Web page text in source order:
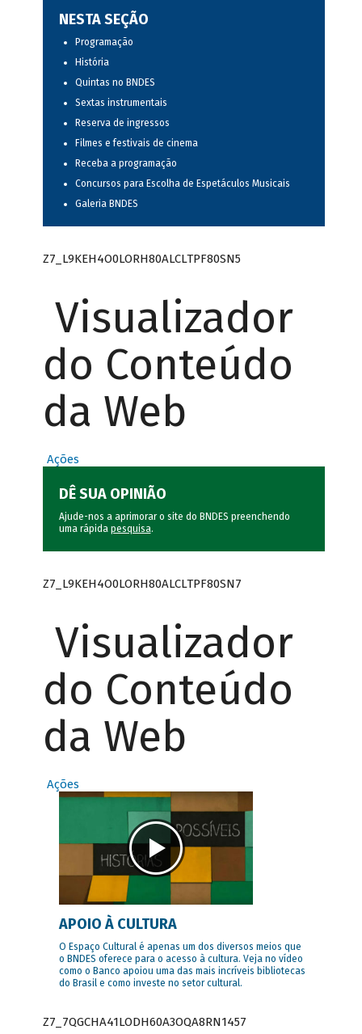
NESTA SEÇÃO
Programação
História
Quintas no BNDES
Sextas instrumentais
Reserva de ingressos
Filmes e festivais de cinema
Receba a programação
Concursos para Escolha de Espetáculos Musicais
Galeria BNDES
Z7_L9KEH4O0LORH80ALCLTPF80SN5
Visualizador
do Conteúdo
da Web
Ações
DÊ SUA OPINIÃO
Ajude-nos a aprimorar o site do BNDES preenchendo
uma rápida pesquisa.
Z7_L9KEH4O0LORH80ALCLTPF80SN7
Visualizador
do Conteúdo
da Web
Ações
APOIO À CULTURA
O Espaço Cultural é apenas um dos diversos meios que
o BNDES oferece para o acesso à cultura. Veja no vídeo
como o Banco apoiou uma das mais incríveis bibliotecas
do Brasil e como investe no setor cultural.
Z7_7QGCHA41LODH60A3OQA8RN1457